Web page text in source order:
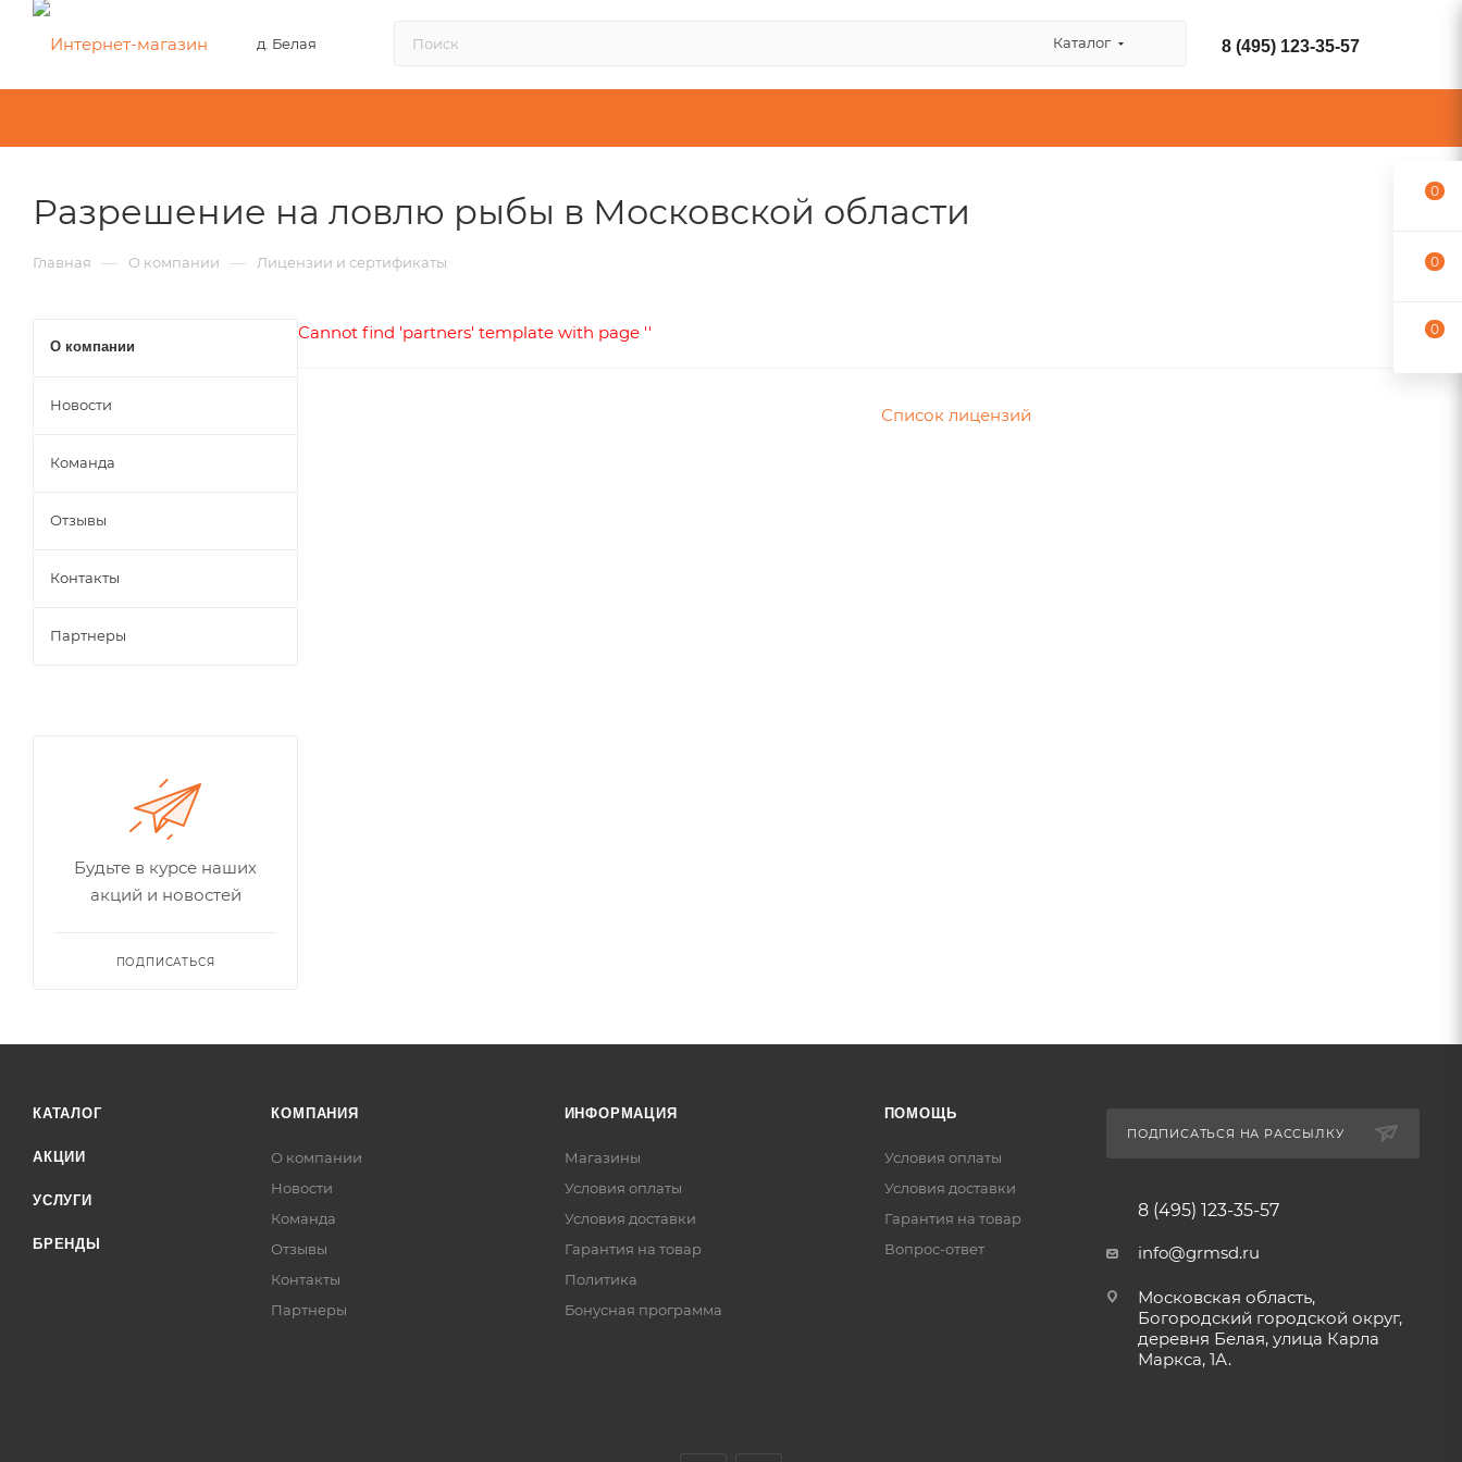
д. Белая Каталог 8 (495) 123-35-57
Разрешение на ловлю рыбы в Московской области
Главная — О компании — Лицензии и сертификаты
Cannot find 'partners' template with page ''
Список лицензий
О компании
Новости
Команда
Отзывы
Контакты
Партнеры
Будьте в курсе наших
акций и новостей
ПОДПИСАТЬСЯ
КАТАЛОГ
АКЦИИ
УСЛУГИ
БРЕНДЫ
КОМПАНИЯ
О компании
Новости
Команда
Отзывы
Контакты
Партнеры
ИНФОРМАЦИЯ
Магазины
Условия оплаты
Условия доставки
Гарантия на товар
Политика
Бонусная программа
ПОМОЩЬ
Условия оплаты
Условия доставки
Гарантия на товар
Вопрос-ответ
ПОДПИСАТЬСЯ НА РАССЫЛКУ
8 (495) 123-35-57
info@grmsd.ru
Московская область,
Богородский городской округ,
деревня Белая, улица Карла
Маркса, 1А.
0
0
0